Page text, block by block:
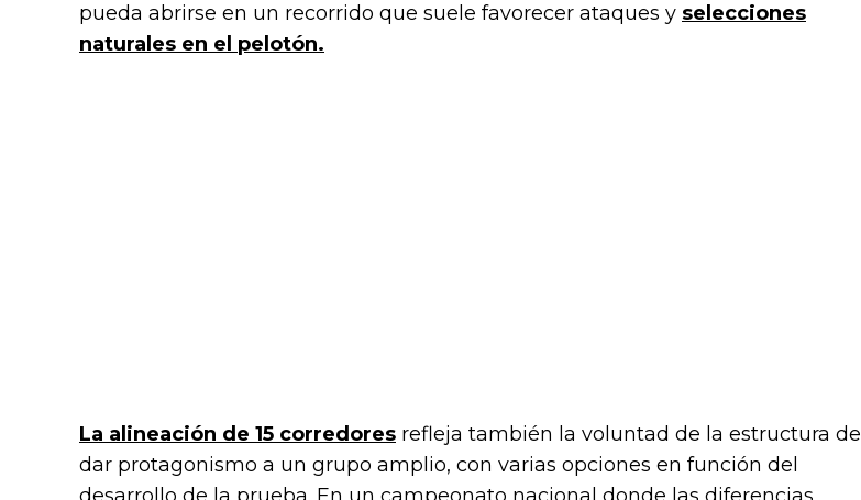
pueda abrirse en un recorrido que suele favorecer ataques y selecciones
naturales en el pelotón.
La alineación de 15 corredores refleja también la voluntad de la estructura de
dar protagonismo a un grupo amplio, con varias opciones en función del